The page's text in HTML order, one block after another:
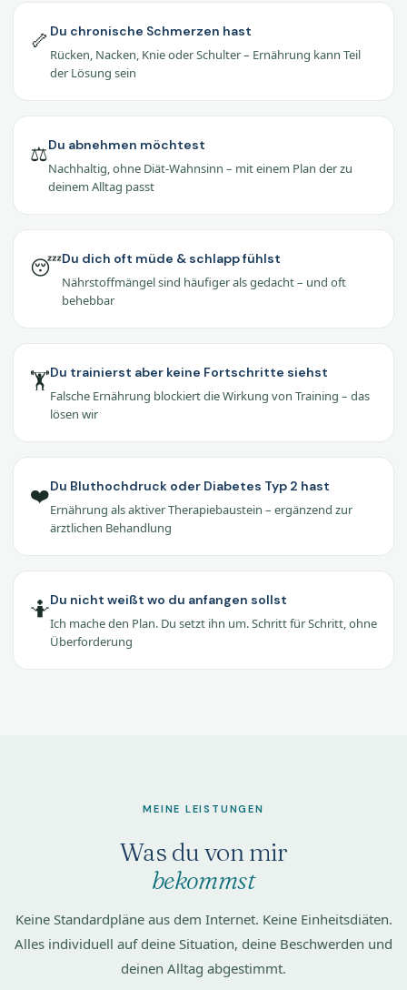
🦴 Du chronische Schmerzen hast
Rücken, Nacken, Knie oder Schulter – Ernährung kann Teil
der Lösung sein
⚖️Du abnehmen möchtest
Nachhaltig, ohne Diät-Wahnsinn – mit einem Plan der zu
deinem Alltag passt
😴Du dich oft müde & schlapp fühlst
Nährstoffmängel sind häufiger als gedacht – und oft
behebbar
🏋️Du trainierst aber keine Fortschritte siehst
Falsche Ernährung blockiert die Wirkung von Training – das
lösen wir
❤️Du Bluthochdruck oder Diabetes Typ 2 hast
Ernährung als aktiver Therapiebaustein – ergänzend zur
ärztlichen Behandlung
🤷Du nicht weißt wo du anfangen sollst
Ich mache den Plan. Du setzt ihn um. Schritt für Schritt, ohne
Überforderung
MEINE LEISTUNGEN
Was du von mir
bekommst
Keine Standardpläne aus dem Internet. Keine Einheitsdiäten.
Alles individuell auf deine Situation, deine Beschwerden und
deinen Alltag abgestimmt.